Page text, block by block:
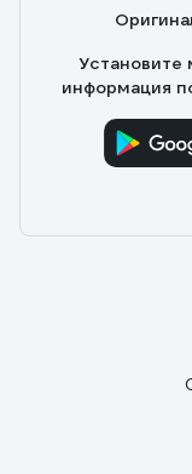
Установите
информация